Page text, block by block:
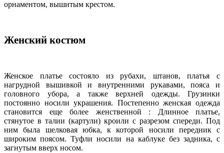
орнаментом, вышитым крестом.
Женский костюм
Женское платье состояло из рубахи, штанов, платья с
нагрудной вышивкой и внутренними рукавами, пояса и
головного убора, а также верхней одежды. Грузинки
постоянно носили украшения. Постепенно женская одежда
становится еще более женственной : Длинное платье,
стянутое в талии (картули) кроили с разрезом спереди. Под
ним была шелковая юбка, к которой носили передник с
широким поясом. Туфли носили на каблуке без задника, с
загнутым вверх носом.